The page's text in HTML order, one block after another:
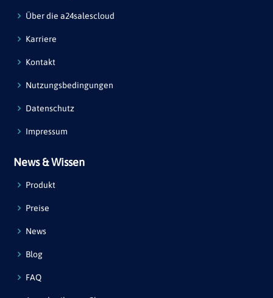
Über die a24salescloud
Karriere
Kontakt
Nutzungsbedingungen
Datenschutz
Impressum
News & Wissen
Produkt
Preise
News
Blog
FAQ